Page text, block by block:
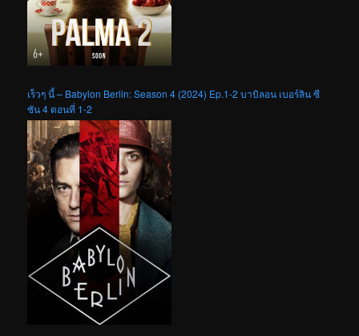
เร็วๆ นี้ – Babylon Berlin: Season 4 (2024) Ep.1-2 บาบิลอน เบอร์ลิน ซี
ซัน 4 ตอนที่ 1-2